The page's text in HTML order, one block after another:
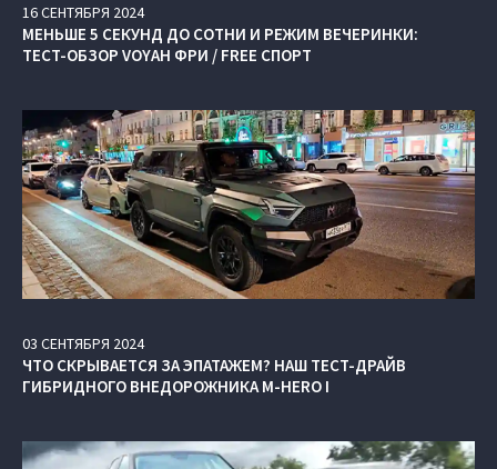
16СЕНТЯБРЯ 2024
МЕНЬШЕ 5 СЕКУНД ДО СОТНИ И РЕЖИМ ВЕЧЕРИНКИ:
ТЕСТ-ОБЗОР VOYAH ФРИ / FREE СПОРТ
03 СЕНТЯБРЯ 2024
ЧТО СКРЫВАЕТСЯ ЗА ЭПАТАЖЕМ? НАШ ТЕСТ-ДРАЙВ
ГИБРИДНОГО ВНЕДОРОЖНИКА M‑HERO I